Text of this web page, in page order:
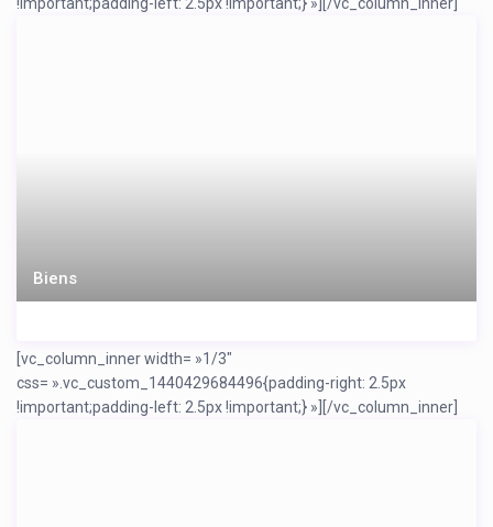
Biens
[vc_column_inner width= »1/3″
css= ».vc_custom_1440429684496{padding-right: 2.5px
!important;padding-left: 2.5px !important;} »] [/vc_column_inner]